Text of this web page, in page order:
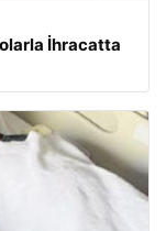
İhracatta